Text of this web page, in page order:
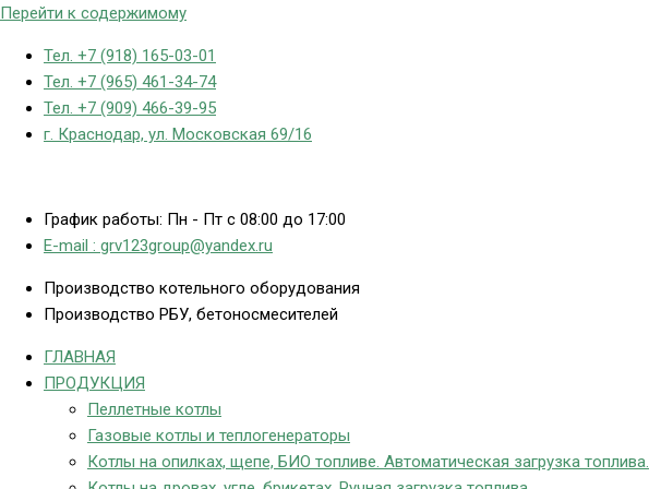
Перейти к содержимому
Тел. +7 (918) 165-03-01
Тел. +7 (965) 461-34-74
Тел. +7 (909) 466-39-95
г. Краснодар, ул. Московская 69/16
График работы: Пн - Пт с 08:00 до 17:00
E-mail : grv123group@yandex.ru
Производство котельного оборудования
Производство РБУ, бетоносмесителей
ГЛАВНАЯ
ПРОДУКЦИЯ
Пеллетные котлы
Газовые котлы и теплогенераторы
Котлы на опилках, щепе, БИО топливе. Автоматическая загрузка топлива.